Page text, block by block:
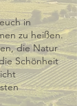
in
zu heißen.
die Natur
Schönheit